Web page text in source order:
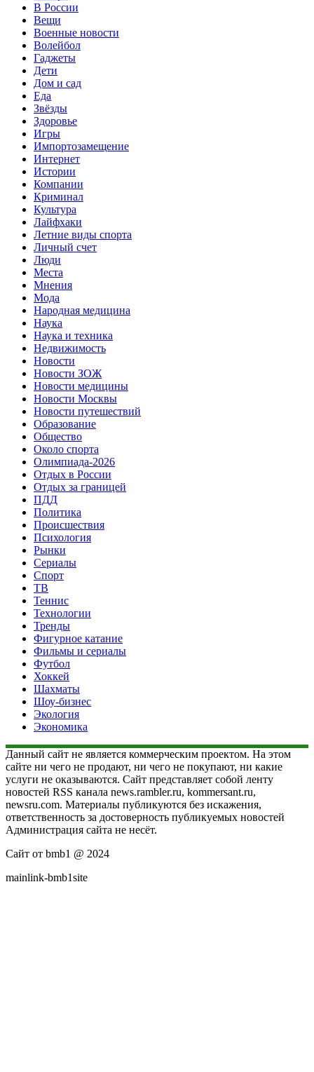
В России
Вещи
Военные новости
Волейбол
Гаджеты
Дети
Дом и сад
Еда
Звёзды
Здоровье
Игры
Импортозамещение
Интернет
Истории
Компании
Криминал
Культура
Лайфхаки
Летние виды спорта
Личный счет
Люди
Места
Мнения
Мода
Народная медицина
Наука
Наука и техника
Недвижимость
Новости
Новости ЗОЖ
Новости медицины
Новости Москвы
Новости путешествий
Образование
Общество
Около спорта
Олимпиада-2026
Отдых в России
Отдых за границей
ПДД
Политика
Происшествия
Психология
Рынки
Сериалы
Спорт
ТВ
Теннис
Технологии
Тренды
Фигурное катание
Фильмы и сериалы
Футбол
Хоккей
Шахматы
Шоу-бизнес
Экология
Экономика
Данный сайт не является коммерческим проектом. На этом
сайте ни чего не продают, ни чего не покупают, ни какие
услуги не оказываются. Сайт представляет собой ленту
новостей RSS канала news.rambler.ru, kommersant.ru,
newsru.com. Материалы публикуются без искажения,
ответственность за достоверность публикуемых новостей
Администрация сайта не несёт.
Сайт от bmb1 @ 2024
mainlink-bmb1site